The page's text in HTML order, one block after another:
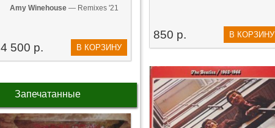
Amy Winehouse— Remixes '21
4 500 р. В КОРЗИНУ
Запечатанные
850 р. В КОРЗИНУ